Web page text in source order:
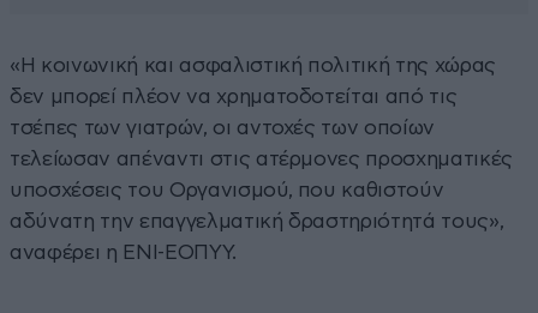
«Η κοινωνική και ασφαλιστική πολιτική της χώρας
δεν μπορεί πλέον να χρηματοδοτείται από τις
τσέπες των γιατρών, οι αντοχές των οποίων
τελείωσαν απέναντι στις ατέρμονες προσχηματικές
υποσχέσεις του Οργανισμού, που καθιστούν
αδύνατη την επαγγελματική δραστηριότητά τους»,
αναφέρει η ΕΝΙ-ΕΟΠΥΥ.